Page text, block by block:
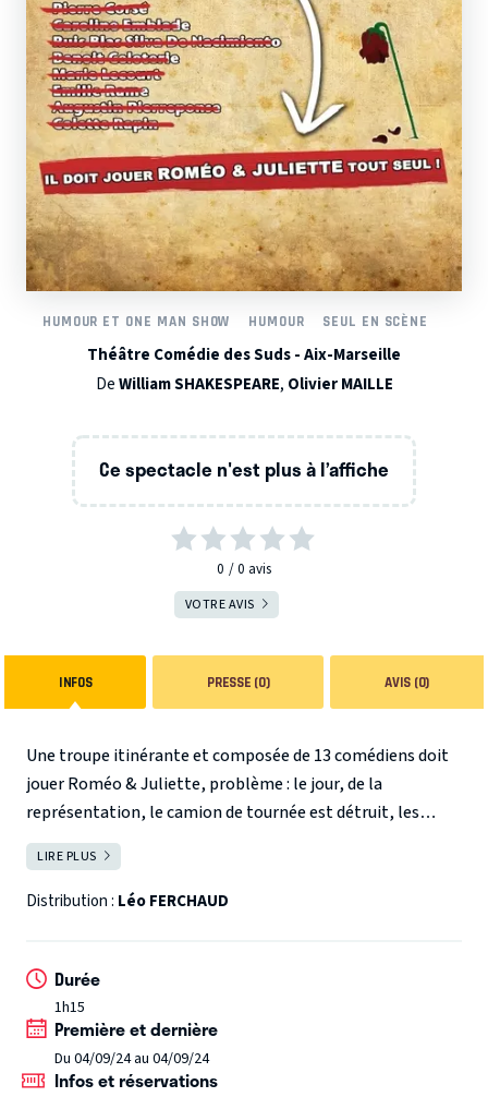
HUMOUR ET ONE MAN SHOW HUMOUR SEUL EN SCÈNE
Théâtre Comédie des Suds - Aix-Marseille
DeWilliam SHAKESPEARE, Olivier MAILLE
Ce spectacle n'est plus à l’affiche
0 0 avis
VOTRE AVIS
INFOS PRESSE (0) AVIS (0)
Une troupe itinérante et composée de 13 comédiens doit
jouer Roméo & Juliette, problème : le jour, de la
représentation, le camion de tournée est détruit, les
décors avec et le bus de la troupe est lui aussi accidenté en
pleine campagne. Seul le metteur en scène, qui joue aussi
le rôle de Roméo, est sur place, arrivé en train comme à
n’a plus le choix, c’est une question d’honneur, il décide de
jouer la pièce... Seul et sans décor.
vécue à travers l’œuvre d’un des plus grands auteurs : une
histoire d’amour éternelle à défendre coûte que coûte.
LIRE PLUS
Distribution : Léo FERCHAUD
Durée
1h15
Première et dernière
Du 04/09/24 au 04/09/24
Infos et réservations